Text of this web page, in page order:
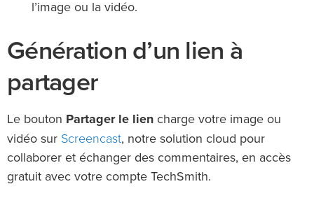
l’image ou la vidéo.
Génération d’un lien à
partager
Le bouton Partager le lien charge votre image ou
vidéo sur Screencast, notre solution cloud pour
collaborer et échanger des commentaires, en accès
gratuit avec votre compte TechSmith.